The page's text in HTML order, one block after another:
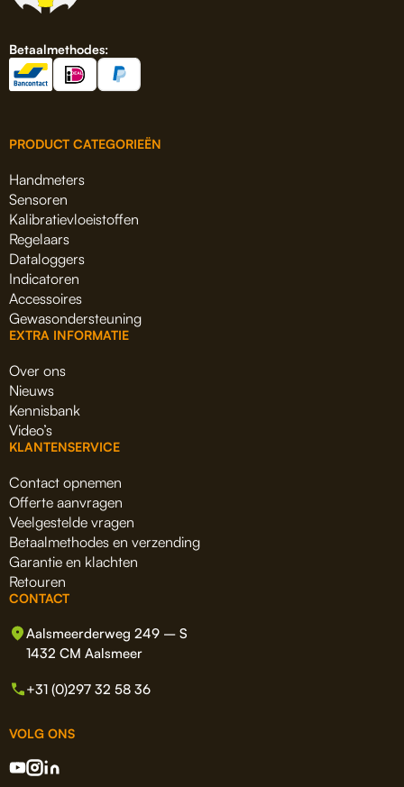
Betaalmethodes:
PRODUCT CATEGORIEËN
Handmeters
Sensoren
Kalibratievloeistoffen
Regelaars
Dataloggers
Indicatoren
Accessoires
Gewasondersteuning
EXTRA INFORMATIE
Over ons
Nieuws
Kennisbank
Video’s
KLANTENSERVICE
Contact opnemen
Offerte aanvragen
Veelgestelde vragen
Betaalmethodes en verzending
Garantie en klachten
Retouren
CONTACT
Aalsmeerderweg 249 – S
1432 CM Aalsmeer
+31 (0)297 32 58 36
VOLG ONS